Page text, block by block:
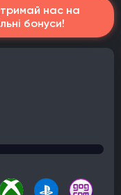
нас на
бонуси!